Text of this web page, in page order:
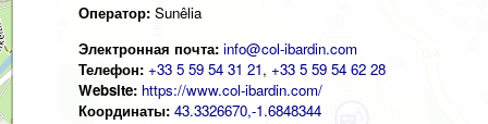
Оператор: Sunêlia
Электронная почта: info@col-ibardin.com
Телефон: +33 5 59 54 31 21, +33 5 59 54 62 28
Website: https://www.col-ibardin.com/
Координаты: 43.3326670,-1.6848344